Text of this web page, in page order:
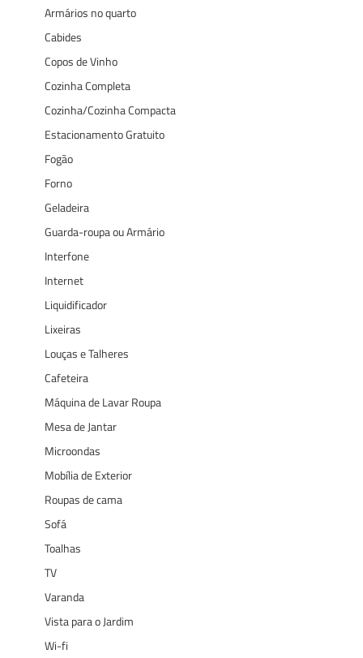
Armários no quarto
Cabides
Copos de Vinho
Cozinha Completa
Cozinha/Cozinha Compacta
Estacionamento Gratuito
Fogão
Forno
Geladeira
Guarda-roupa ou Armário
Interfone
Internet
Liquidificador
Lixeiras
Louças e Talheres
Cafeteira
Máquina de Lavar Roupa
Mesa de Jantar
Microondas
Mobília de Exterior
Roupas de cama
Sofá
Toalhas
TV
Varanda
Vista para o Jardim
Wi-fi